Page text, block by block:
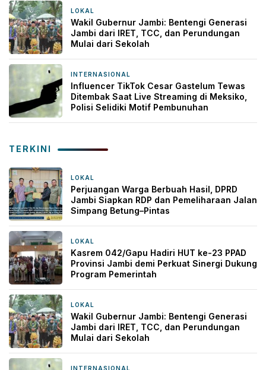
LOKAL
Wakil Gubernur Jambi: Bentengi Generasi
Jambi dari IRET, TCC, dan Perundungan
Mulai dari Sekolah
INTERNASIONAL
Influencer TikTok Cesar Gastelum Tewas
Ditembak Saat Live Streaming di Meksiko,
Polisi Selidiki Motif Pembunuhan
TERKINI
LOKAL
Perjuangan Warga Berbuah Hasil, DPRD
Jambi Siapkan RDP dan Pemeliharaan Jalan
Simpang Betung–Pintas
LOKAL
Kasrem 042/Gapu Hadiri HUT ke-23 PPAD
Provinsi Jambi demi Perkuat Sinergi Dukung
Program Pemerintah
LOKAL
Wakil Gubernur Jambi: Bentengi Generasi
Jambi dari IRET, TCC, dan Perundungan
Mulai dari Sekolah
INTERNASIONAL